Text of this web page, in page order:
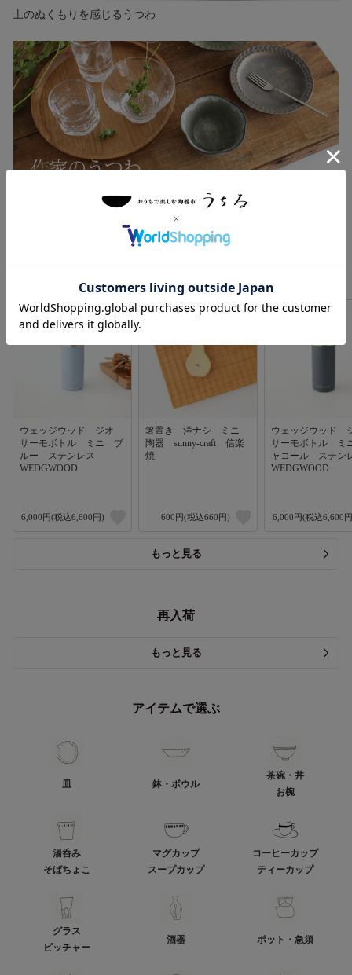
土のぬくもりを感じるうつわ
ウェッジウッド ジオ
サーモボトル ミニ ブ
ルー ステンレス
WEDGWOOD
6,000円(税込6,600円)
箸置き 洋ナシ ミニ
陶器 sunny-craft 信楽
焼
600円(税込660円)
ウェッジウッド
サーモボトル
ャコール ステ
WEDGWOOD
6,000円(税込6,600
もっと見る
再入荷
もっと見る
アイテムで選ぶ
皿 鉢・ボウル
茶碗・丼
お椀
湯呑み
そばちょこ
マグカップ
スープカップ
コーヒーカップ
ティーカップ
グラス
ピッチャー
酒器 ポット・急須